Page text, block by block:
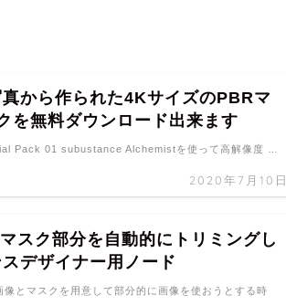
から作られた4KサイズのPBRマ
を無料ダウンロード出来ます
2020年7月10日
Pack 01 subustance Alchemistを使って高解像度 …
スク部分を自動的にトリミングし
デザイナー用ノード
とマスクを用意して部分的に画像を使おうとする時